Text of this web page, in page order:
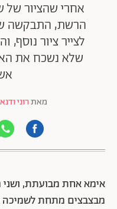
אחרי שהציור של
הרשת, התבקשה
לצייר ציור
שלא נשכח את
מאתרוני
אימא אחת מבועתת,
מבצבצים מתחת